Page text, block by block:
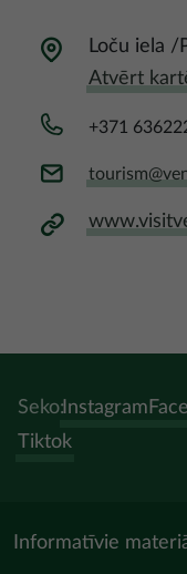
Loču iela /
Atvērt
+371
Seko:Instagram
Tiktok
Informatīvie